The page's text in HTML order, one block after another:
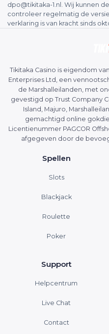
dpo@tikitaka-1.nl . Wij kunnen
controleer regelmatig de
verklaring is van kracht sinds
Tikitaka Casino is eigendom
Enterprises Ltd, een
de Marshalleilanden, met
gevestigd op Trust Company
Island, Majuro,
gemachtigd online
Licentienummer PAGCOR
afgegeven door de
Spellen
Slots
Blackjack
Roulette
Poker
Support
Helpcentrum
Live Chat
Contact